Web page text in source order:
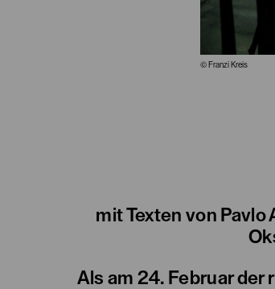
© Franzi Kreis
mit Texten von Pavlo
Als am 24. Februar